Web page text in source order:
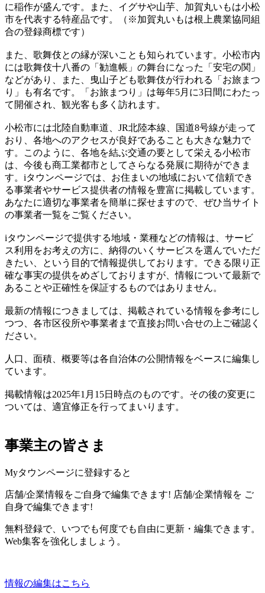
に稲作が盛んです。また、イグサや山芋、加賀丸いもは小松
市を代表する特産品です。（※加賀丸いもは根上農業協同組
合の登録商標です）
また、歌舞伎との縁が深いことも知られています。小松市内
には歌舞伎十八番の「勧進帳」の舞台になった「安宅の関」
などがあり、また、曳山子ども歌舞伎が行われる「お旅まつ
り」も有名です。「お旅まつり」は毎年5月に3日間にわたっ
て開催され、観光客も多く訪れます。
小松市には北陸自動車道、JR北陸本線、国道8号線が走って
おり、各地へのアクセスが良好であることも大きな魅力で
す。このように、各地を結ぶ交通の要として栄える小松市
は、今後も商工業都市としてさらなる発展に期待ができま
す。iタウンページでは、お住まいの地域において信頼でき
る事業者やサービス提供者の情報を豊富に掲載しています。
あなたに適切な事業者を簡単に探せますので、ぜひ当サイト
の事業者一覧をご覧ください。
iタウンページで提供する地域・業種などの情報は、サービ
ス利用をお考えの方に、納得のいくサービスを選んでいただ
きたい、という目的で情報提供しております。できる限り正
確な事実の提供をめざしておりますが、情報について最新で
あることや正確性を保証するものではありません。
最新の情報につきましては、掲載されている情報を参考にし
つつ、各市区役所や事業者まで直接お問い合せの上ご確認く
ださい。
人口、面積、概要等は各自治体の公開情報をベースに編集し
ています。
掲載情報は2025年1月15日時点のものです。その後の変更に
ついては、適宜修正を行ってまいります。
事業主の皆さま
Myタウンページに登録すると
店舗/企業情報をご自身で編集できます! 店舗/企業情報を ご
自身で編集できます!
無料登録で、いつでも何度でも自由に更新・編集できます。
Web集客を強化しましょう。
情報の編集はこちら